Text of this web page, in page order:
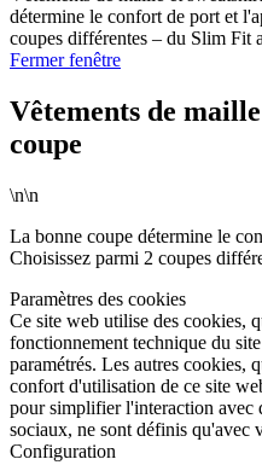
détermine le confort de port et
coupes différentes – du Slim Fit
Fermer fenêtre
Vêtements de
coupe
\n\n
La bonne coupe détermine le
Choisissez parmi 2 coupes
Paramètres des cookies
Ce site web utilise des cookies,
fonctionnement technique du
paramétrés. Les autres cookies,
confort d'utilisation de ce site
pour simplifier l'interaction avec
sociaux, ne sont définis qu'avec
Configuration